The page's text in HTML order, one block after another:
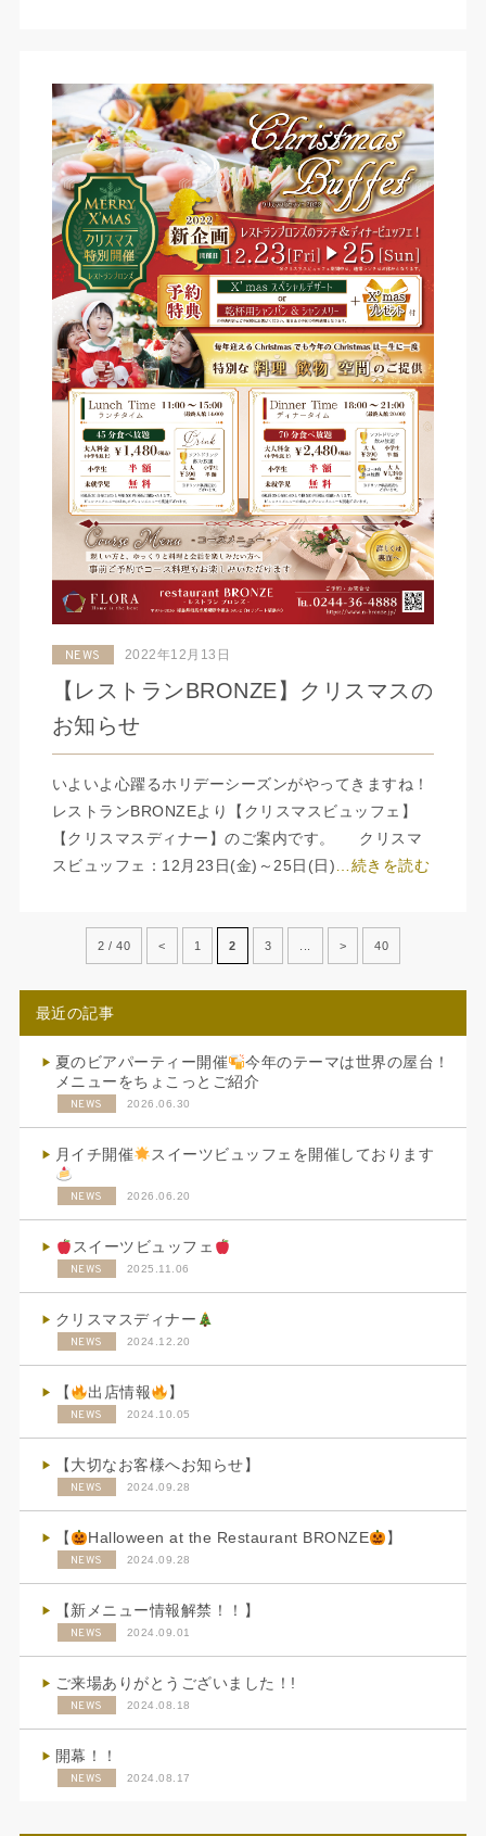
NEWS 2022年12月13日
【レストランBRONZE】クリスマスの
お知らせ
いよいよ心躍るホリデーシーズンがやってきますね！
レストランBRONZEより【クリスマスビュッフェ】
【クリスマスディナー】のご案内です。 クリスマ
スビュッフェ：12月23日(金)～25日(日)…続きを読む
2 / 40 < 1 2 3 > 40
最近の記事
夏のビアパーティー開催
今年のテーマは世界の屋台！
メニューをちょこっとご紹介
NEWS 2026.06.30
月イチ開催 スイーツビュッフェを開催しております
NEWS 2026.06.20
スイーツビュッフェ
NEWS 2025.11.06
クリスマスディナー
NEWS 2024.12.20
【 出店情報 】
NEWS 2024.10.05
【大切なお客様へお知らせ】
NEWS 2024.09.28
【 Halloween at the Restaurant BRONZE 】
NEWS 2024.09.28
【新メニュー情報解禁！！】
NEWS 2024.09.01
ご来場ありがとうございました！!
NEWS 2024.08.18
開幕！！
NEWS 2024.08.17